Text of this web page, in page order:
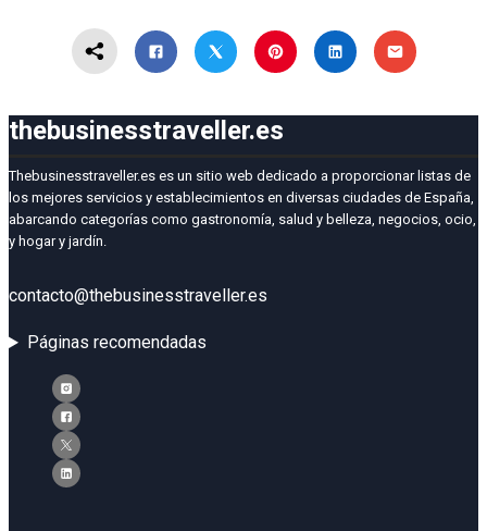
thebusinesstraveller.es
Thebusinesstraveller.es es un sitio web dedicado a proporcionar listas de
los mejores servicios y establecimientos en diversas ciudades de España,
abarcando categorías como gastronomía, salud y belleza, negocios, ocio,
y hogar y jardín.
contacto@thebusinesstraveller.es
Páginas recomendadas